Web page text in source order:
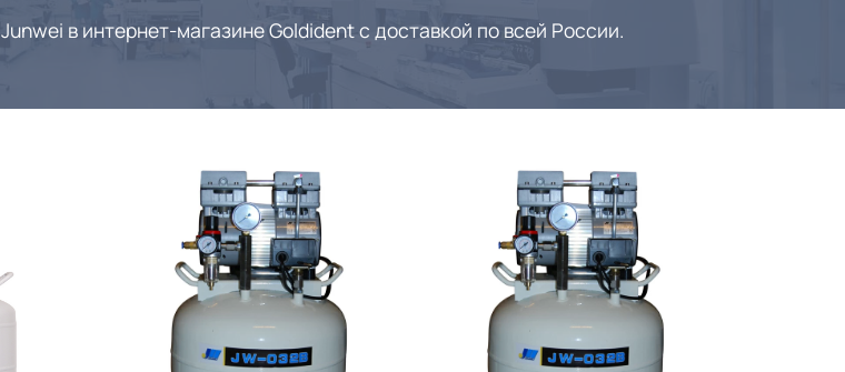
в интернет-магазине Goldident с доставкой по всей России.